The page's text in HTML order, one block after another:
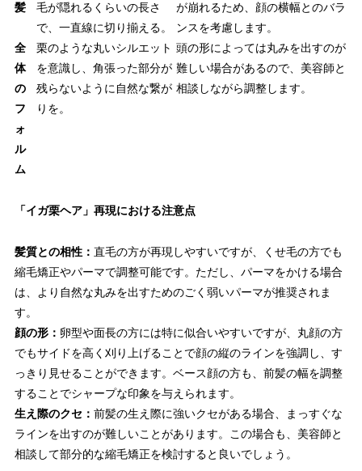
髪
毛が隠れるくらいの長さ
で、一直線に切り揃える。
が崩れるため、顔の横幅とのバラ
ンスを考慮します。
全
体
の
フ
ォ
ル
ム
栗のような丸いシルエット
を意識し、角張った部分が
残らないように自然な繋が
りを。
頭の形によっては丸みを出すのが
難しい場合があるので、美容師と
相談しながら調整します。
「イガ栗ヘア」再現における注意点
髪質との相性： 直毛の方が再現しやすいですが、くせ毛の方でも
縮毛矯正やパーマで調整可能です。ただし、パーマをかける場合
は、より自然な丸みを出すためのごく弱いパーマが推奨されま
す。
顔の形： 卵型や面長の方には特に似合いやすいですが、丸顔の方
でもサイドを高く刈り上げることで顔の縦のラインを強調し、す
っきり見せることができます。ベース顔の方も、前髪の幅を調整
することでシャープな印象を与えられます。
生え際のクセ： 前髪の生え際に強いクセがある場合、まっすぐな
ラインを出すのが難しいことがあります。この場合も、美容師と
相談して部分的な縮毛矯正を検討すると良いでしょう。